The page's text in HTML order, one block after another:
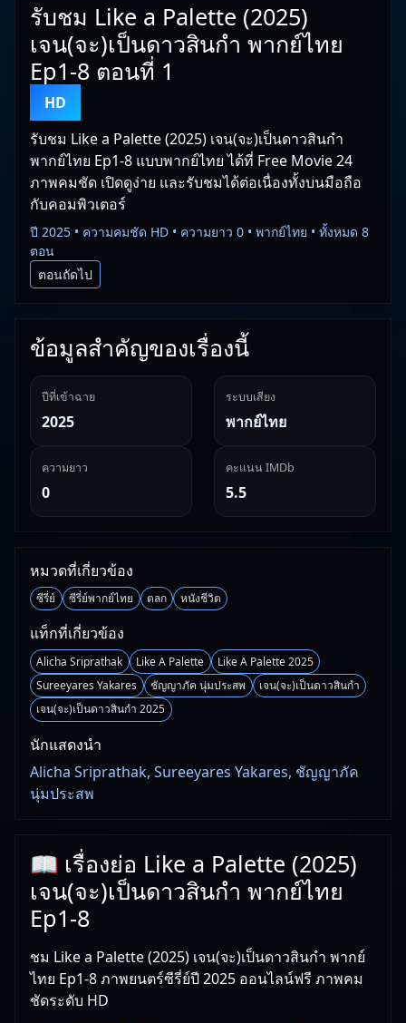
รับชม Like a Palette (2025)
เจน(จะ)เป็นดาวสินกำ พากย์ไทย
Ep1-8 ตอนที่ 1
HD
รับชม Like a Palette (2025) เจน(จะ)เป็นดาวสินกำ
พากย์ไทย Ep1-8 แบบพากย์ไทย ได้ที่ Free Movie 24
ภาพคมชัด เปิดดูง่าย และรับชมได้ต่อเนื่องทั้งบนมือถือ
กับคอมพิวเตอร์
ปี 2025 • ความคมชัด HD • ความยาว 0 • พากย์ไทย • ทั้งหมด 8
ตอน
ตอนถัดไป
ข้อมูลสำคัญของเรื่องนี้
ปีที่เข้าฉาย
2025
ระบบเสียง
พากย์ไทย
ความยาว
0
คะแนน IMDb
5.5
หมวดที่เกี่ยวข้อง
ซีรี่ย์ ซีรี่ย์พากย์ไทย ตลก หนังชีวิต
แท็กที่เกี่ยวข้อง
Alicha Sriprathak Like A Palette
Like A Palette 2025
Sureeyares Yakares
ชัญญาภัค นุ่มประสพ
เจน(จะ)เป็นดาวสินกำ
เจน(จะ)เป็นดาวสินกำ 2025
นักแสดงนำ
Alicha Sriprathak, Sureeyares Yakares, ชัญญาภัค
นุ่มประสพ
📖 เรื่องย่อ Like a Palette (2025)
เจน(จะ)เป็นดาวสินกำ พากย์ไทย
Ep1-8
ชม Like a Palette (2025) เจน(จะ)เป็นดาวสินกำ พากย์
ไทย Ep1-8 ภาพยนตร์ซีรี่ย์ปี 2025 ออนไลน์ฟรี ภาพคม
ชัดระดับ HD